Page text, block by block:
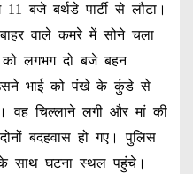
बजे बर्थडे पार्टी से लौटा।
वाले कमरे में सोने चला
को लगभग दो बजे बहन
भाई को पंखे के कुंडे से
चिल्लाने लगी और मां की
बदहवास हो गए। पुलिस
साथ घटना स्थल पहुंचे।